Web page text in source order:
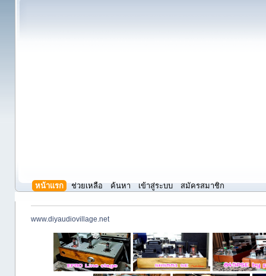
หน้าแรก ช่วยเหลือ ค้นหา เข้าสู่ระบบ สมัครสมาชิก
www.diyaudiovillage.net